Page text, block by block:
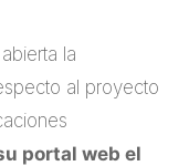
la
al proyecto
portal web el